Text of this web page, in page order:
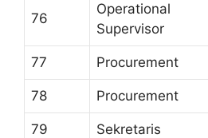
76
Operational
Supervisor
77 Procurement
78 Procurement
79 Sekretaris